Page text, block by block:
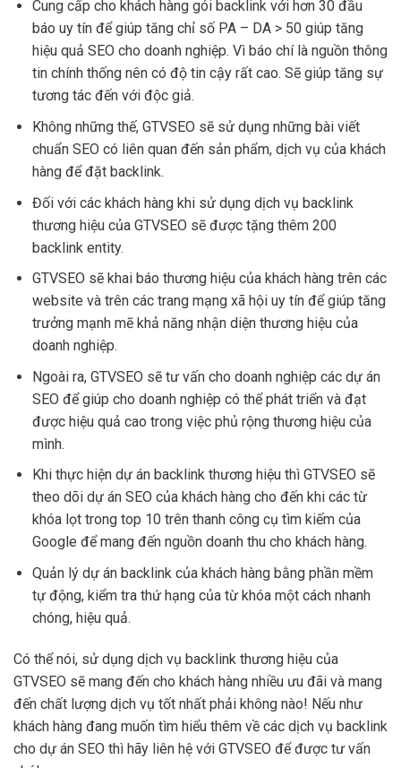
Cung cấp cho khách hàng gói backlink với hơn 30 đầu
báo uy tín để giúp tăng chỉ số PA – DA > 50 giúp tăng
hiệu quả SEO cho doanh nghiệp. Vì báo chí là nguồn thông
tin chính thống nên có độ tin cậy rất cao. Sẽ giúp tăng sự
tương tác đến với độc giả.
Không những thế, GTVSEO sẽ sử dụng những bài viết
chuẩn SEO có liên quan đến sản phẩm, dịch vụ của khách
hàng để đặt backlink.
Đối với các khách hàng khi sử dụng dịch vụ backlink
thương hiệu của GTVSEO sẽ được tặng thêm 200
backlink entity.
GTVSEO sẽ khai báo thương hiệu của khách hàng trên các
website và trên các trang mạng xã hội uy tín để giúp tăng
trưởng mạnh mẽ khả năng nhận diện thương hiệu của
doanh nghiệp.
Ngoài ra, GTVSEO sẽ tư vấn cho doanh nghiệp các dự án
SEO để giúp cho doanh nghiệp có thể phát triển và đạt
được hiệu quả cao trong việc phủ rộng thương hiệu của
mình.
Khi thực hiện dự án backlink thương hiệu thì GTVSEO sẽ
theo dõi dự án SEO của khách hàng cho đến khi các từ
khóa lọt trong top 10 trên thanh công cụ tìm kiếm của
Google để mang đến nguồn doanh thu cho khách hàng.
Quản lý dự án backlink của khách hàng bằng phần mềm
tự động, kiểm tra thứ hạng của từ khóa một cách nhanh
chóng, hiệu quả.
Có thể nói, sử dụng dịch vụ backlink thương hiệu của
GTVSEO sẽ mang đến cho khách hàng nhiều ưu đãi và mang
đến chất lượng dịch vụ tốt nhất phải không nào! Nếu như
khách hàng đang muốn tìm hiểu thêm về các dịch vụ backlink
cho dự án SEO thì hãy liên hệ với GTVSEO để được tư vấn